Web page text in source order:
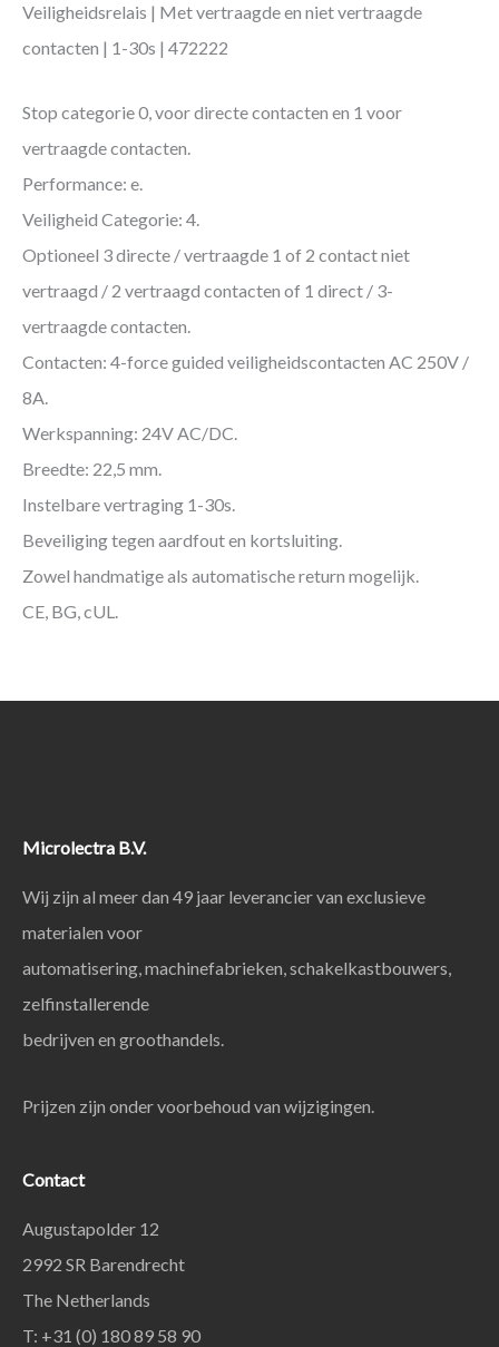
Veiligheidsrelais | Met vertraagde en niet vertraagde
contacten | 1-30s | 472222
Stop categorie 0, voor directe contacten en 1 voor
vertraagde contacten.
Performance: e.
Veiligheid Categorie: 4.
Optioneel 3 directe / vertraagde 1 of 2 contact niet
vertraagd / 2 vertraagd contacten of 1 direct / 3-
vertraagde contacten.
Contacten: 4-force guided veiligheidscontacten AC 250V /
8A.
Werkspanning: 24V AC/DC.
Breedte: 22,5 mm.
Instelbare vertraging 1-30s.
Beveiliging tegen aardfout en kortsluiting.
Zowel handmatige als automatische return mogelijk.
CE, BG, cUL.
Microlectra B.V.
Wij zijn al meer dan 49 jaar leverancier van exclusieve
materialen voor
automatisering, machinefabrieken, schakelkastbouwers,
zelfinstallerende
bedrijven en groothandels.
Prijzen zijn onder voorbehoud van wijzigingen.
Contact
Augustapolder 12
2992 SR Barendrecht
The Netherlands
T: +31 (0) 180 89 58 90